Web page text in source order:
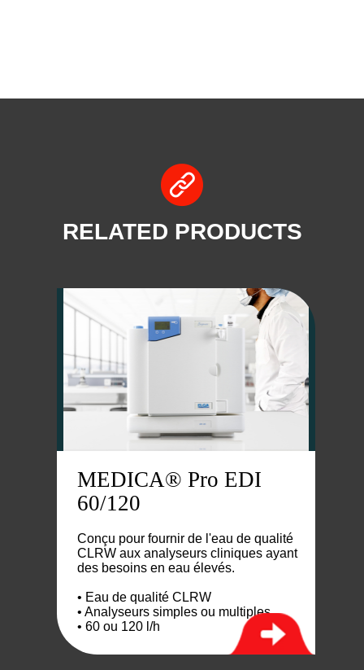
RELATED PRODUCTS
MEDICA® Pro EDI
60/120
Conçu pour fournir de l'eau de qualité
CLRW aux analyseurs cliniques ayant
des besoins en eau élevés.
• Eau de qualité CLRW
• Analyseurs simples ou multiples
• 60 ou 120 l/h